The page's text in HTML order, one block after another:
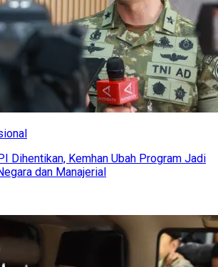
Dihentikan, Kemhan Ubah Program Jadi
dan Manajerial